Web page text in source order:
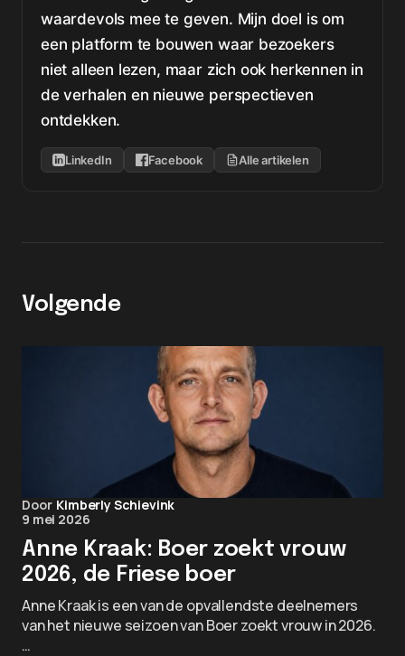
waardevols mee te geven. Mijn doel is om
een platform te bouwen waar bezoekers
niet alleen lezen, maar zich ook herkennen in
de verhalen en nieuwe perspectieven
ontdekken.
LinkedIn Facebook Alle artikelen
Volgende
Door Kimberly Schievink
9 mei 2026
Anne Kraak: Boer zoekt vrouw
2026, de Friese boer
Anne Kraak is een van de opvallendste deelnemers
van het nieuwe seizoen van Boer zoekt vrouw in 2026.
…